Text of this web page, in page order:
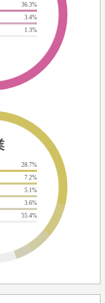
36.3%
3.4%
1.3%
28.7%
7.2%
5.1%
3.6%
55.4%